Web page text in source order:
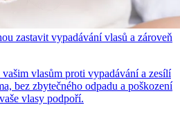
zastavit vypadávání vlasů a zároveň
vlasům proti vypadávání a zesílí
bez zbytečného odpadu a poškození
vlasy podpoří.